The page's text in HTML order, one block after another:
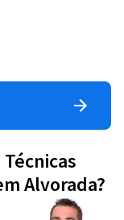
Alvorada?